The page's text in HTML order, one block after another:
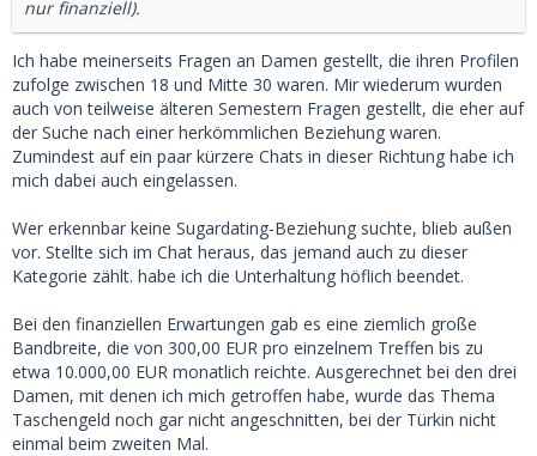
nur finanziell).
Ich habe meinerseits Fragen an Damen gestellt, die ihren Profilen
zufolge zwischen 18 und Mitte 30 waren. Mir wiederum wurden
auch von teilweise älteren Semestern Fragen gestellt, die eher auf
der Suche nach einer herkömmlichen Beziehung waren.
Zumindest auf ein paar kürzere Chats in dieser Richtung habe ich
mich dabei auch eingelassen.
Wer erkennbar keine Sugardating-Beziehung suchte, blieb außen
vor. Stellte sich im Chat heraus, das jemand auch zu dieser
Kategorie zählt. habe ich die Unterhaltung höflich beendet.
Bei den finanziellen Erwartungen gab es eine ziemlich große
Bandbreite, die von 300,00 EUR pro einzelnem Treffen bis zu
etwa 10.000,00 EUR monatlich reichte. Ausgerechnet bei den drei
Damen, mit denen ich mich getroffen habe, wurde das Thema
Taschengeld noch gar nicht angeschnitten, bei der Türkin nicht
einmal beim zweiten Mal.